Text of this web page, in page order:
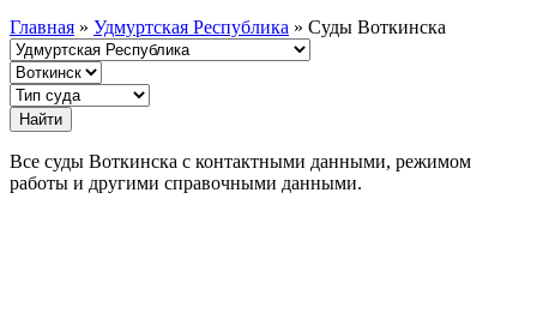
Главная » Удмуртская Республика » Суды Воткинска
Все суды Воткинска с контактными данными, режимом
работы и другими справочными данными.